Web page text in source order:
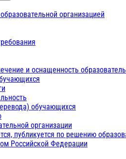
организацией
и оснащенность
обучающихся
организации
публикуется по решению
Российской Федерации